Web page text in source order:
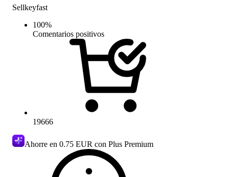
Sellkeyfast
100%
Comentarios positivos
19666
Ahorre en 0.75 EUR con Plus Premium